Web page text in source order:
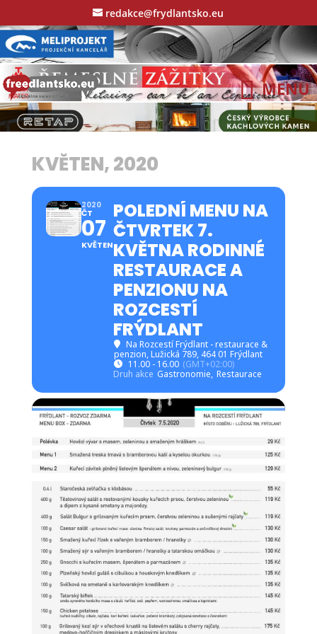
redakce@frydlantsko.eu
KVĚTEN, 2020
2020
ČT
07
KVĚTEN
POLEDNÍ MENU NA
ČTVRTEK 7.
KVĚTNA RODINNÉ
RESTAURACE A
PENZIONU NA
ROZCESTÍ
FRÝDLANT
Na Rozcestí Frýdlant - restaurace &
penzion, Lužická 789, 464 01 Frýdlant
11.00 - 16.00 (GMT+02:00)
Druh akce Gastronomie, Restaurace